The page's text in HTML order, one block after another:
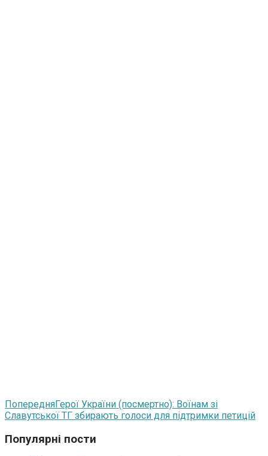
ПопередняГерої України (посмертно): Воїнам зі
Славутської ТГ збирають голоси для підтримки петицій
Популярні пости